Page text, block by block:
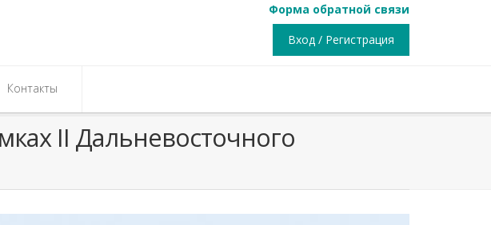
Форма обратной связи
Вход / Регистрация
Контакты
II Дальневосточного